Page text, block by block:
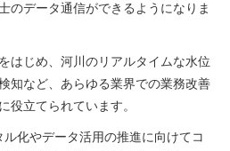
のデータ通信ができるようになりま
はじめ、河川のリアルタイムな水位
知など、あらゆる業界での業務改善
役立てられています。
化やデータ活用の推進に向けてコ